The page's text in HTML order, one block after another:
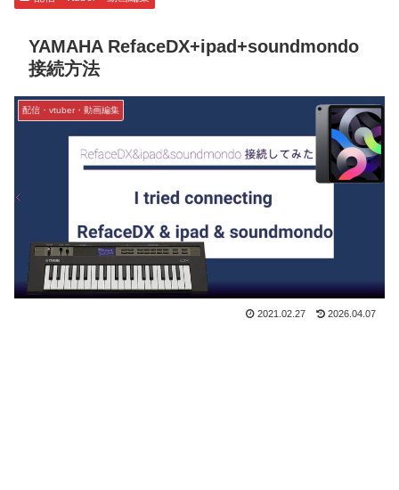
YAMAHA RefaceDX+ipad+soundmondo
接続方法
配信・vtuber・動画編集
2021.02.27 2026.04.07